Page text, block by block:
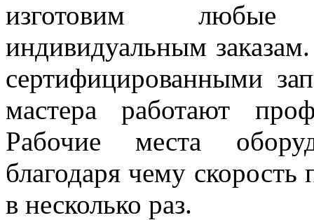
изготовим любые
индивидуальным
сертифицированными
мастера работают
Рабочие места
благодаря чему скорость
в несколько раз.